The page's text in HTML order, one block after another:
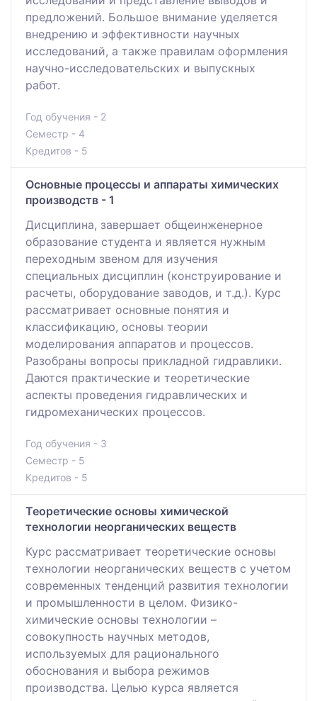
предложений. Большое внимание уделяется
внедрению и эффективности научных
исследований, а также правилам оформления
научно-исследовательских и выпускных
работ.
Год обучения - 2
Семестр - 4
Кредитов - 5
Основные процессы и аппараты химических
производств - 1
Дисциплина, завершает общеинженерное
образование студента и является нужным
переходным звеном для изучения
специальных дисциплин (конструирование и
расчеты, оборудование заводов, и т.д.). Курс
рассматривает основные понятия и
классификацию, основы теории
моделирования аппаратов и процессов.
Разобраны вопросы прикладной гидравлики.
Даются практические и теоретические
аспекты проведения гидравлических и
гидромеханических процессов.
Год обучения - 3
Семестр - 5
Кредитов - 5
Теоретические основы химической
технологии неорганических веществ
Курс рассматривает теоретические основы
технологии неорганических веществ с учетом
современных тенденций развития технологии
и промышленности в целом. Физико-
химические основы технологии –
совокупность научных методов,
используемых для рационального
обоснования и выбора режимов
производства. Целью курса является